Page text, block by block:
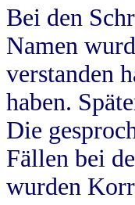
Bei den
Namen
verstanden
haben.
Die
Fällen bei
wurden